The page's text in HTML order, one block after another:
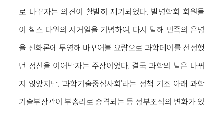
로 바꾸자는 의견이 활발히 제기되었다. 발명학회 회원들
이 찰스 다윈의 서거일을 기념하여, 다시 말해 민족의 운명
을 진화론에 투영해 바꾸어볼 요량으로 과학데이를 선정했
던 정신을 이어받자는 주장이었다. 결국 과학의 날은 바뀌
지 않았지만, ‘과학기술중심사회’라는 정책 기조 아래 과학
기술부장관이 부총리로 승격되는 등 정부조직의 변화가 있